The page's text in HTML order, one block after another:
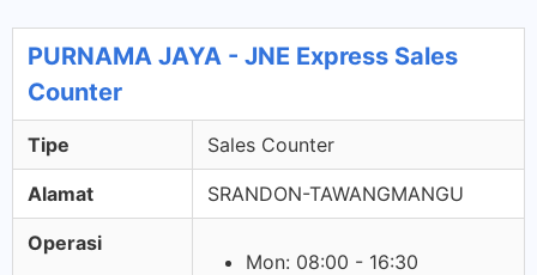
PURNAMA JAYA - JNE Express Sales
Counter
Tipe Sales Counter
Alamat SRANDON-TAWANGMANGU
Operasi
Mon: 08:00 - 16:30